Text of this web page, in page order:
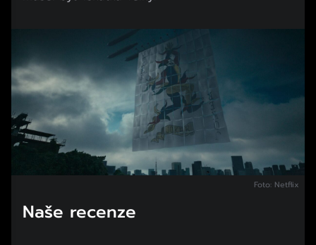
Foto: Netflix
Naše recenze